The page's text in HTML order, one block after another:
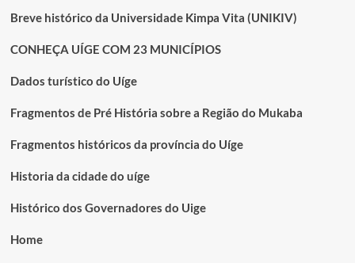
Breve histórico da Universidade Kimpa Vita (UNIKIV)
CONHEÇA UÍGE COM 23 MUNICÍPIOS
Dados turístico do Uíge
Fragmentos de Pré História sobre a Região do Mukaba
Fragmentos históricos da província do Uíge
Historia da cidade do uíge
Histórico dos Governadores do Uige
Home